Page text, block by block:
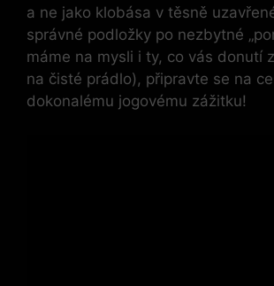
a ne jako klobása v těsně
správné podložky po nezbytné
máme na mysli i ty, co vás donutí
na čisté prádlo), připravte se na
dokonalému jogovému zážitku!